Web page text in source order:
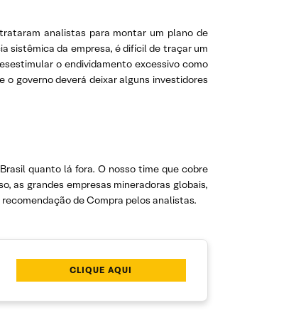
analistas para montar um plano de
sistêmica da empresa, é difícil de traçar um
o endividamento excessivo como
o governo deverá deixar alguns investidores
quanto lá fora. O nosso time que cobre
as grandes empresas mineradoras globais,
recomendação de Compra pelos analistas.
CLIQUE AQUI